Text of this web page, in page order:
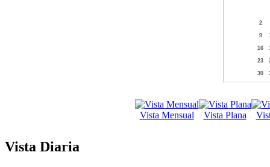
2
9
16
23
30
Vista Mensual Vista Plana
Vista Diaria